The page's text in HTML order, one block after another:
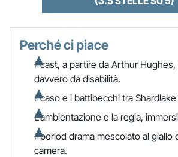
Perché ci piace
Il cast, a partire da Arthur
davvero da disabilità.
Il caso e i battibecchi tra Shardlake
L’ambientazione e la regia,
Il period drama mescolato al giallo
camera.